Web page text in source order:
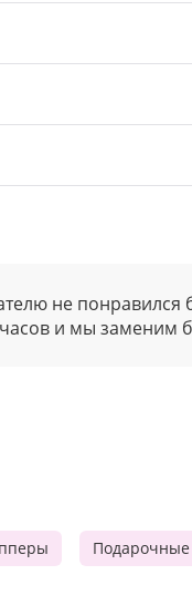
не понравился
и мы заменим
Подарочные